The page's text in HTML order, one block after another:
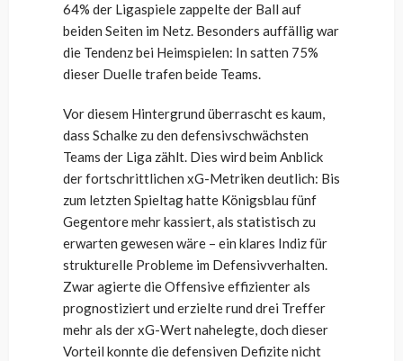
64% der Ligaspiele zappelte der Ball auf
beiden Seiten im Netz. Besonders auffällig war
die Tendenz bei Heimspielen: In satten 75%
dieser Duelle trafen beide Teams.
Vor diesem Hintergrund überrascht es kaum,
dass Schalke zu den defensivschwächsten
Teams der Liga zählt. Dies wird beim Anblick
der fortschrittlichen xG-Metriken deutlich: Bis
zum letzten Spieltag hatte Königsblau fünf
Gegentore mehr kassiert, als statistisch zu
erwarten gewesen wäre – ein klares Indiz für
strukturelle Probleme im Defensivverhalten.
Zwar agierte die Offensive effizienter als
prognostiziert und erzielte rund drei Treffer
mehr als der xG-Wert nahelegte, doch dieser
Vorteil konnte die defensiven Defizite nicht